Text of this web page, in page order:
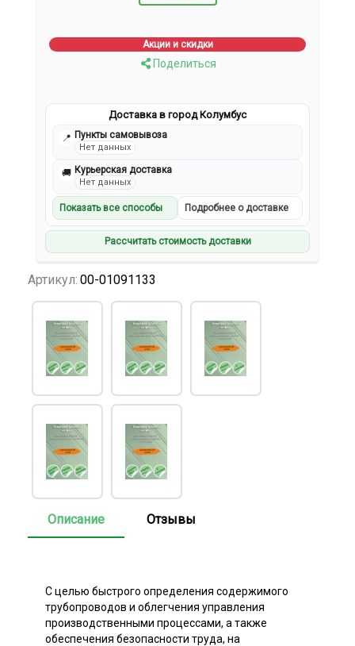
Акции и скидки
Поделиться
Доставка в город Колумбус
📍 Пункты самовывоза
Нет данных
🚚 Курьерская доставка
Нет данных
Показать все способы Подробнее о доставке
Рассчитать стоимость доставки
Артикул: 00-01091133
Описание Отзывы
С целью быстрого определения содержимого
трубопроводов и облегчения управления
производственными процессами, а также
обеспечения безопасности труда, на